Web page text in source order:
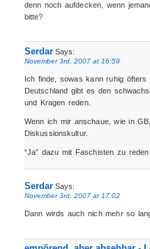
denn noch aufdecken, wenn
bitte?
SerdarSays:
November 3rd, 2007 at 16:59
Ich finde, sowas kann ruhig
Deutschland gibt es den
und Kragen reden.
Wenn ich mir anschaue, wie in
Diskussionskultur.
“Ja” dazu mit Faschisten zu
SerdarSays:
November 3rd, 2007 at 17:02
Dann wirds auch nich mehr so